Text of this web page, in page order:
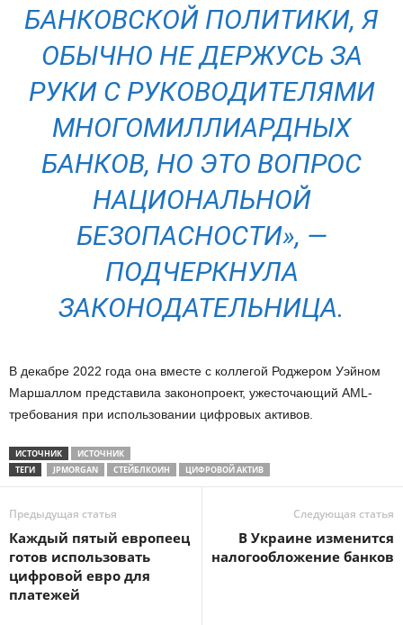
БАНКОВСКОЙ ПОЛИТИКИ, Я
ОБЫЧНО НЕ ДЕРЖУСЬ ЗА
РУКИ С РУКОВОДИТЕЛЯМИ
МНОГОМИЛЛИАРДНЫХ
БАНКОВ, НО ЭТО ВОПРОС
НАЦИОНАЛЬНОЙ
БЕЗОПАСНОСТИ», —
ПОДЧЕРКНУЛА
ЗАКОНОДАТЕЛЬНИЦА.
В декабре 2022 года она вместе с коллегой Роджером Уэйном
Маршаллом представила законопроект, ужесточающий AML-
требования при использовании цифровых активов.
ИСТОЧНИК
ИСТОЧНИК
ТЕГИ
JPMORGAN СТЕЙБЛКОИН ЦИФРОВОЙ АКТИВ
Предыдущая статья
Каждый пятый европеец
готов использовать
цифровой евро для
платежей
Следующая статья
В Украине изменится
налогообложение банков